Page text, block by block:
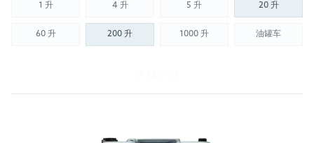
1 升(Not available) 4 升(Not available) 5 升(Not available) 20 升
60 升(Not available) 200 升 1000 升(Not available) 油罐车
(Not